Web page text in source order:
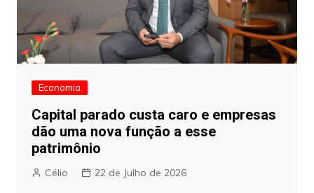
Economia
Capital parado custa caro e empresas
dão uma nova função a esse
patrimônio
Célio 22 de Julho de 2026